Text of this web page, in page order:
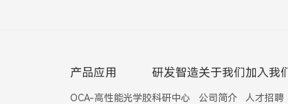
产品应用
OCA-高性能光学胶
研发智造
科研中心
关于我们
公司简介
加入我
人才招聘